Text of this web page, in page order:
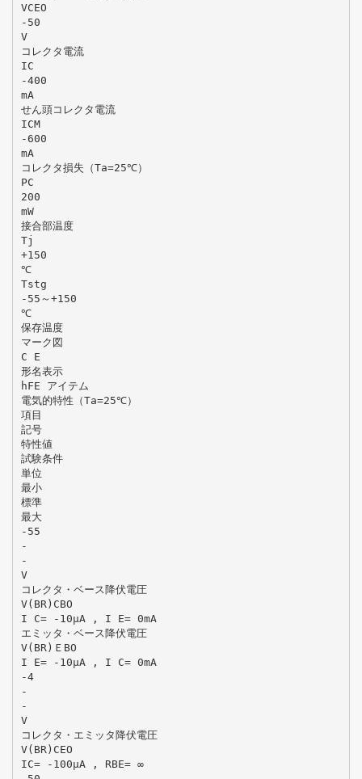
VCEO
-50
V
コレクタ電流
IC
-400
mA
せん頭コレクタ電流
ICM
-600
mA
コレクタ損失（Ta=25℃）
PC
200
mW
接合部温度
Tj
+150
℃
Tstg
-55～+150
℃
保存温度
マーク図
C E
形名表示
hFE アイテム
電気的特性（Ta=25℃）
項目
記号
特性値
試験条件
単位
最小
標準
最大
-55
-
-
V
コレクタ・ベース降伏電圧
V(BR)CBO
I C= -10μA , I E= 0mA
エミッタ・ベース降伏電圧
V(BR)ＥBO
I E= -10μA , I C= 0mA
-4
-
-
V
コレクタ・エミッタ降伏電圧
V(BR)CEO
IC= -100μA , RBE= ∞